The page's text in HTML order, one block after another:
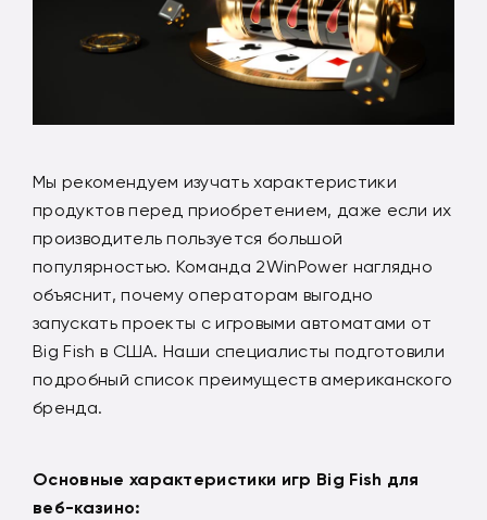
Мы рекомендуем изучать характеристики
продуктов перед приобретением, даже если их
производитель пользуется большой
популярностью. Команда 2WinPower наглядно
объяснит, почему операторам выгодно
запускать проекты с игровыми автоматами от
Big Fish в США. Наши специалисты подготовили
подробный список преимуществ американского
бренда.
Основные характеристики игр Big Fish для
веб-казино: